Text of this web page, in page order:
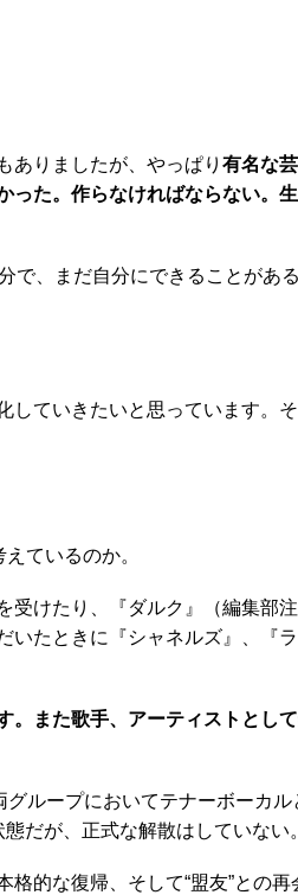
ありましたが、やっぱり 有名な
た。作らなければならない。
、まだ自分にできることがあ
していきたいと思っています。
ているのか。
けたり、『ダルク』（編集部
たときに『シャネルズ』、『
また歌手、アーティストとし
ループにおいてテナーボーカ
だが、正式な解散はしていない。
的な復帰、そして“盟友”との